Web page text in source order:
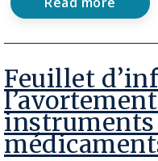
about
and
Abortion
Fact
Sheet
Feuillet
instruments